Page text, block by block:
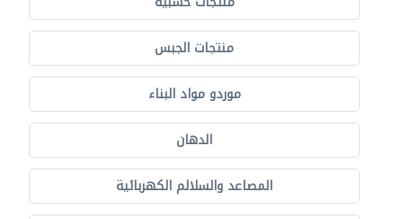
منتجات الجبس
موردو مواد البناء
الدهان
المصاعد والسلالم الكهربائية